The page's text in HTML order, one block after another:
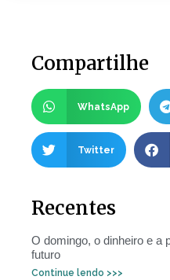
Compartilhe
WhatsApp
Twitter
Recentes
O domingo, o dinheiro e a
futuro
Continue lendo >>>